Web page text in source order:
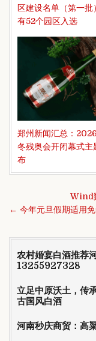
区建设名单（第一批
有52个园区入选
郑州新闻汇总：
冬残奥会开闭幕式主
布
章
航
Wind
← 今年元旦假期适用
农村婚宴白酒推荐
13255927328
立足中原沃土，传
古国风白酒
河南秒庆商贸：高